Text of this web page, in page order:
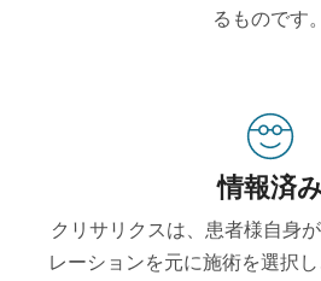
るものです。
情報済
クリサリクスは、患者様自身
レーションを元に施術を選択